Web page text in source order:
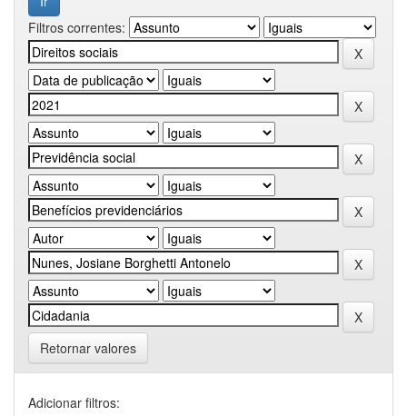
Filtros correntes:
Retornar valores
Adicionar filtros: